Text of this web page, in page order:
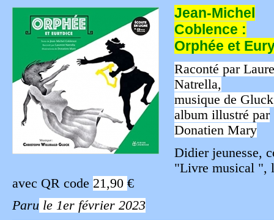
Jean-Michel
Coblence :
Orphée et
Raconté par
Natrella,
musique de
album illustré par
Donatien Mary
Didier jeunesse,
"Livre musical ",
avec QR code 21,90 €
Paru le 1er février 2023